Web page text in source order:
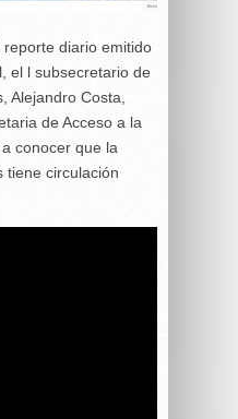
diario emitido
el l subsecretario de
Alejandro Costa,
de Acceso a la
conocer que la
tiene circulación